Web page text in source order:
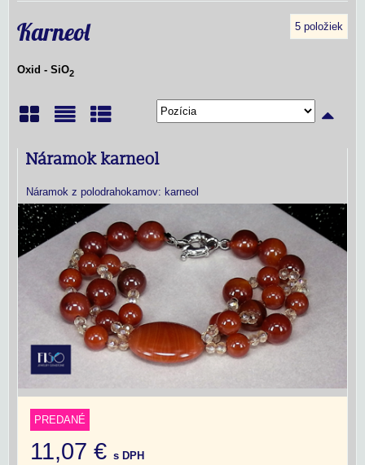
Karneol 5 položiek
Oxid - SiO2
Mriežka
Náramok karneol
Náramok z polodrahokamov: karneol
PREDANÉ
11,07 € s DPH